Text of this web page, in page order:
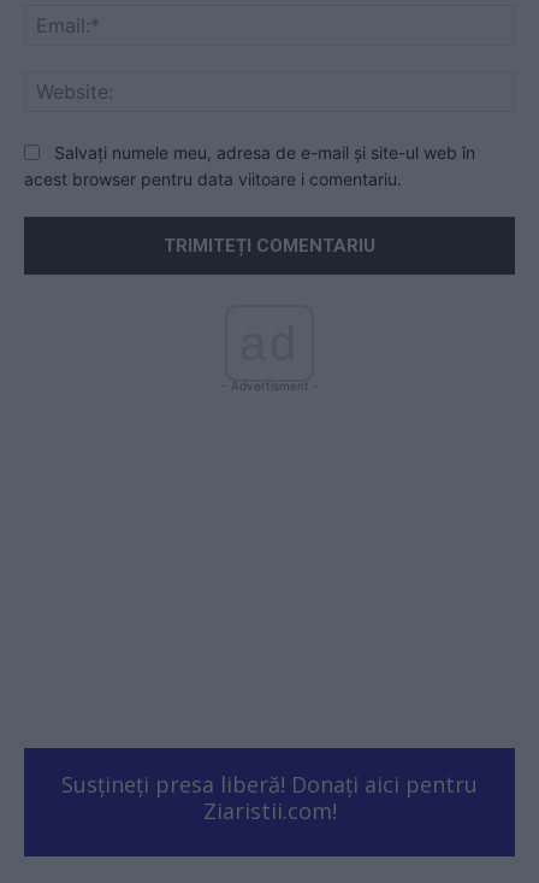
Salvați numele meu, adresa de e-mail și site-ul web în
acest browser pentru data viitoare i comentariu.
- Advertisment -
Susțineți presa liberă! Donați aici pentru
Ziaristii.com!